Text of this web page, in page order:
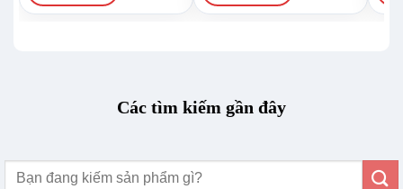
Các tìm kiếm gần đây
Tìm